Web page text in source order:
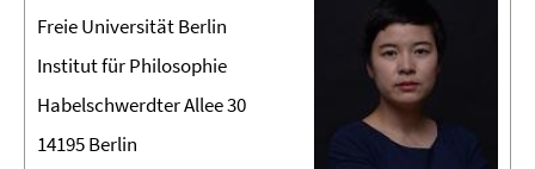
Freie Universität Berlin
Institut für Philosophie
Habelschwerdter Allee 30
14195 Berlin